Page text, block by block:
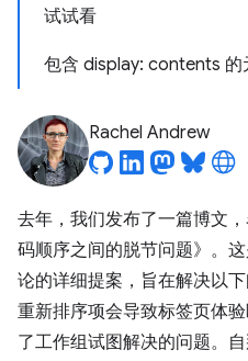
试试看
包含 display: contents 的
Rachel Andrew
去年，我们发布了一篇博文
码顺序之间的脱节问题》 。
论的详细提案，旨在解决以
重新排序项会导致标签页体
了工作组试图解决的问题。